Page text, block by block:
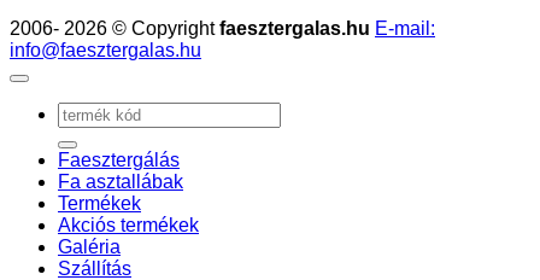
2006- 2026 © Copyrightfaesztergalas.hu E-mail:
info@faesztergalas.hu
Keresés
a
következőre:
Faesztergálás
Fa asztallábak
Termékek
Akciós termékek
Galéria
Szállítás